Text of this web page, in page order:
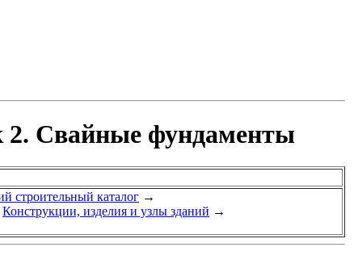
2. Свайные фундаменты
строительный каталог →
Конструкции, изделия и узлы зданий →